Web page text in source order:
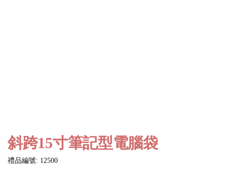
斜跨15寸筆記型電腦袋
禮品編號: 12500